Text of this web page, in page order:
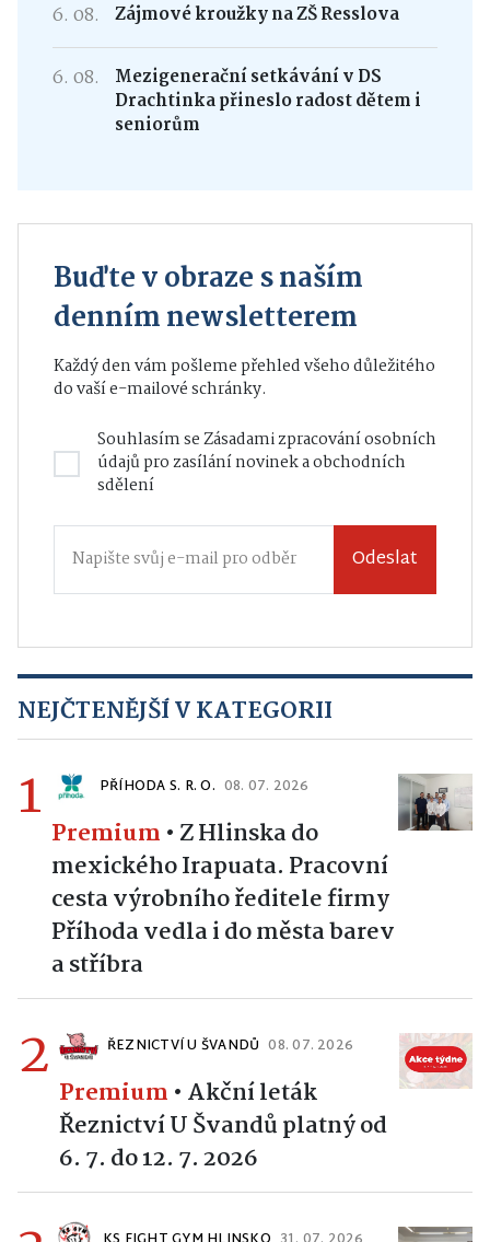
6. 08. Zájmové kroužky na ZŠ Resslova
6. 08.
Mezigenerační setkávání v DS
Drachtinka přineslo radost dětem i
seniorům
Buďte v obraze s naším
denním newsletterem
Každý den vám pošleme přehled všeho důležitého
do vaší e-mailové schránky.
Souhlasím seZásadami zpracování osobních
údajůpro zasílání novinek a obchodních
sdělení
Odeslat
NEJČTENĚJŠÍ V KATEGORII
1 PŘÍHODA S. R. O. 08. 07. 2026
Premium • Z Hlinska do
mexického Irapuata. Pracovní
cesta výrobního ředitele firmy
Příhoda vedla i do města barev
a stříbra
2 ŘEZNICTVÍ U ŠVANDŮ 08. 07. 2026
Premium • Akční leták
Řeznictví U Švandů platný od
6. 7. do 12. 7. 2026